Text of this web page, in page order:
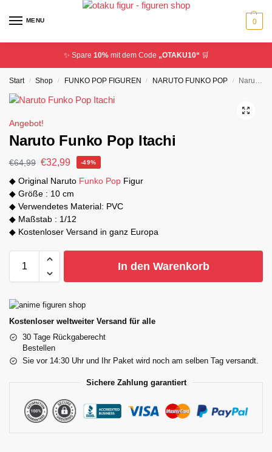
MENU 0
✨ Spare 10%mit dem Code „OTAKU10“ 🛒
Start / Shop / FUNKO POP FIGUREN / NARUTO FUNKO POP / Naruto Funko Pop Itachi
Angebot!
Naruto Funko Pop Itachi
€64,99 €32,99 -49%
◆ Original Naruto Funko Pop Figur
◆ Größe : 10 cm
◆ Verwendetes Material: PVC
◆ Maßstab : 1/12
◆ Kostenloser Versand in ganz Europa
In den Warenkorb
Kostenloser weltweiter Versand für alle
30 Tage Rückgaberecht
Bestellen
Sie vor 14:30 Uhr und Ihr Paket wird noch am selben Tag versandt.
Sichere Zahlung garantiert